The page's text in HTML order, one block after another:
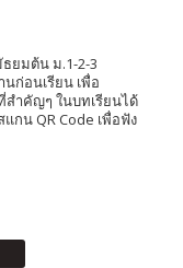
ยมต้น ม.1-2-3
ก่อนเรียน เพื่อ
สำคัญๆ ในบทเรียนได้
กน QR Code เพื่อฟัง